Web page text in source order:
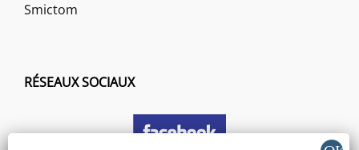
Smictom
RÉSEAUX SOCIAUX